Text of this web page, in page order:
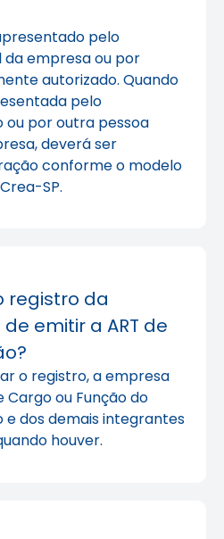
pelo
empresa ou por
autorizado. Quando
pelo
por outra pessoa
deverá ser
conforme o modelo
SP.
registro da
emitir a ART de
o registro, a empresa
Cargo ou Função do
dos demais integrantes
houver.